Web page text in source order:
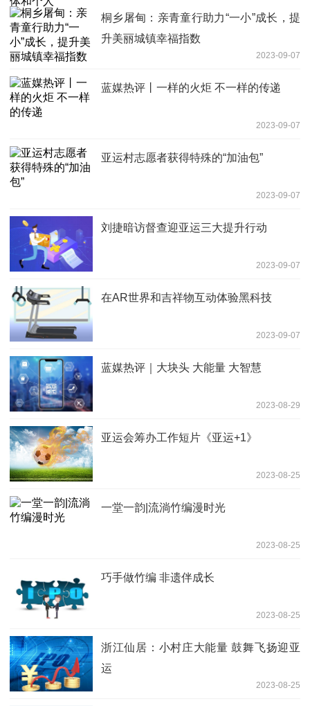
桐乡屠甸：亲青童行助力“一小”成长，提
升美丽城镇幸福指数
2023-09-07
蓝媒热评丨一样的火炬 不一样的传递
2023-09-07
亚运村志愿者获得特殊的“加油包”
2023-09-07
刘捷暗访督查迎亚运三大提升行动
2023-09-07
在AR世界和吉祥物互动体验黑科技
2023-09-07
蓝媒热评｜大块头 大能量 大智慧
2023-08-29
亚运会筹办工作短片《亚运+1》
2023-08-25
一堂一韵|流淌竹编漫时光
2023-08-25
巧手做竹编 非遗伴成长
2023-08-25
浙江仙居：小村庄大能量 鼓舞飞扬迎亚
运
2023-08-25